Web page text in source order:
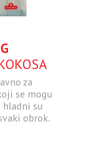
za
se mogu
su
obrok.